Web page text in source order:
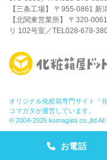
【三条工場】 〒955-0861 新
【北関東営業所】 〒320-
リ 102号室／TEL028-678-
オリジナル化粧箱専門サイト「
コマガタが運営しています。
© 2004-2026 komagata co.,ltd
お電話